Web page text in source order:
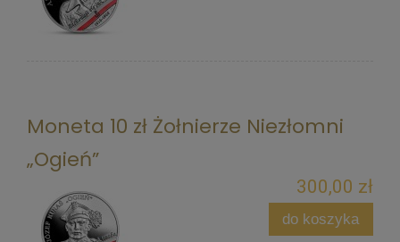
Moneta 10 zł Żołnierze Niezłomni
„Ogień”
300,00 zł
do koszyka